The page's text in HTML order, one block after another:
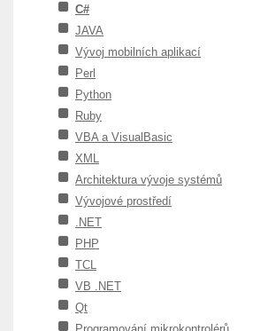
C#
JAVA
Vývoj mobilních aplikací
Perl
Python
Ruby
VBA a VisualBasic
XML
Architektura vývoje systémů
Vývojové prostředí
.NET
PHP
TCL
VB .NET
Qt